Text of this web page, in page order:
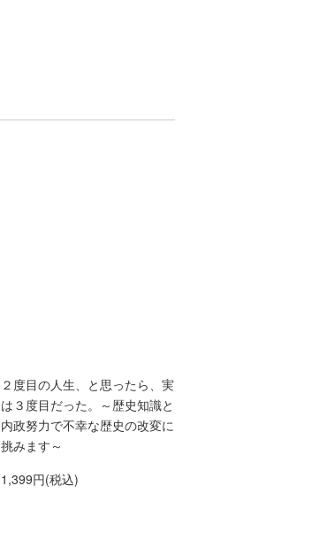
２度目の人生、と思ったら、実
は３度目だった。～歴史知識と
内政努力で不幸な歴史の改変に
挑みます～
1,399円(税込)